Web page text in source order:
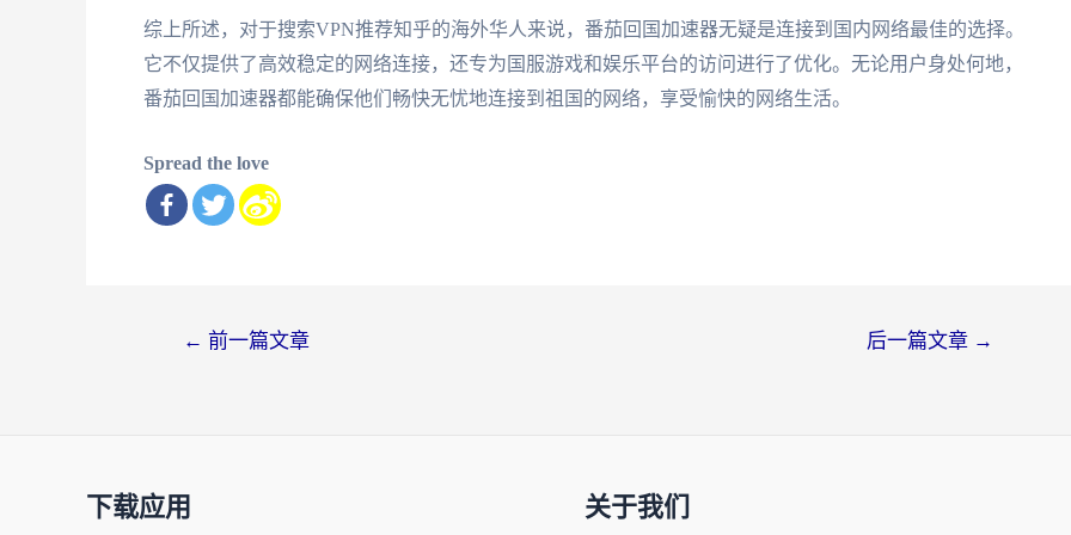
综上所述，对于搜索VPN推荐知乎的海外华人来说，番茄回国加速器无疑是连接到国内网络最佳的选择。
它不仅提供了高效稳定的网络连接，还专为国服游戏和娱乐平台的访问进行了优化。无论用户身处何地，
番茄回国加速器都能确保他们畅快无忧地连接到祖国的网络，享受愉快的网络生活。
Spread the love
← 前一篇文章 后一篇文章 →
下载应用 关于我们